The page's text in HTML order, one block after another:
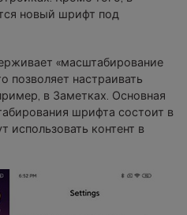
новый шрифт под
«масштабирование
позволяет настраивать
в Заметках. Основная
шрифта состоит в
использовать контент в